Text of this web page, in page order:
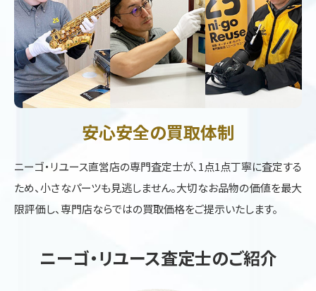
安心安全の買取体制
ニーゴ・リユース直営店の専門査定士が、1点1点丁寧に査定する
ため、小さなパーツも見逃しません。大切なお品物の価値を最大
限評価し、専門店ならではの買取価格をご提示いたします。
ニーゴ・リユース査定士のご紹介